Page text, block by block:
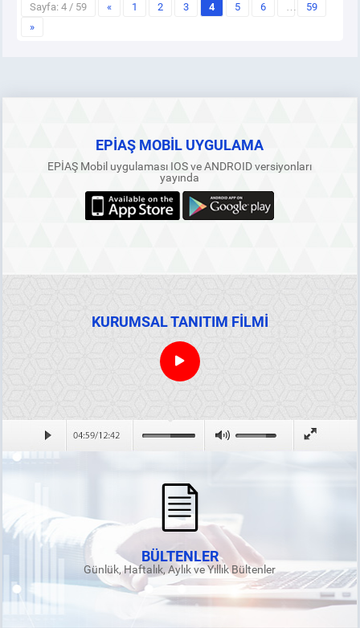
Sayfa: 4 / 59 « 1 2 3 4 5 6 …
59
»
EPİAŞ MOBİL UYGULAMA
EPİAŞ Mobil uygulaması IOS ve ANDROID versiyonları
yayında
KURUMSAL TANITIM FİLMİ
BÜLTENLER
Günlük, Haftalık, Aylık ve Yıllık Bültenler